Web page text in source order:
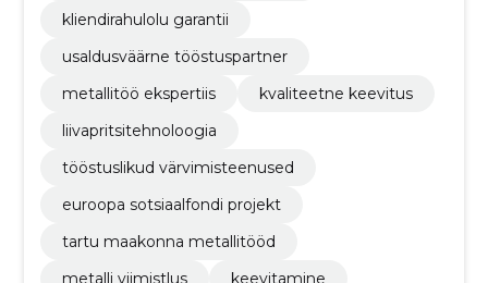
kliendirahulolu garantii
usaldusväärne tööstuspartner
metallitöö ekspertiis
kvaliteetne keevitus
liivapritsitehnoloogia
tööstuslikud värvimisteenused
euroopa sotsiaalfondi projekt
tartu maakonna metallitööd
metalli viimistlus
keevitamine